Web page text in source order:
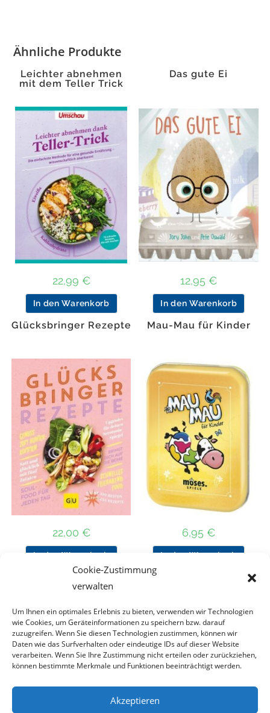
Cookie-Zustimmung
verwalten
Um Ihnen ein optimales Erlebnis zu bieten, verwenden wir Technologien
wie Cookies, um Geräteinformationen zu speichern bzw. darauf
zuzugreifen. Wenn Sie diesen Technologien zustimmen, können wir
Daten wie das Surfverhalten oder eindeutige IDs auf dieser Website
verarbeiten. Wenn Sie Ihre Zustimmung nicht erteilen oder zurückziehen,
können bestimmte Merkmale und Funktionen beeinträchtigt werden.
Akzeptieren
Ähnliche Produkte
Leichter abnehmen
mit dem Teller Trick
22,99 €
In den Warenkorb
Das gute Ei
12,95 €
In den Warenkorb
Glücksbringer Rezepte
22,00 €
In den Warenkorb
Mau-Mau für Kinder
6,95 €
In den Warenkorb
Nach Preis filtern
Kategorie
auswählen